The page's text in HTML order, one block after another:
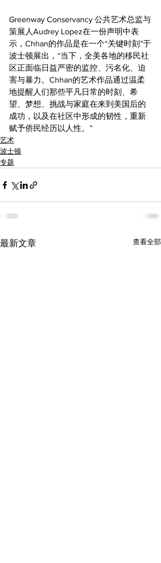
Greenway Conservancy 公共艺术总监与
策展人Audrey Lopez在一份声明中表
示，Chhan的作品是在一个“关键时刻”于
波士顿展出，“当下，全美各地的移民社
区正面临日益严密的监控、污名化、迫
害与暴力。Chhan的艺术作品通过温柔
地提醒人们那些平凡日常的时刻、希
望、梦想、挑战与家庭在来到美国后的
成功，以及在社区中形成的韧性，重新
赋予侨民经历以人性。”
艺术
波士顿
专题
最新文章 查看全部